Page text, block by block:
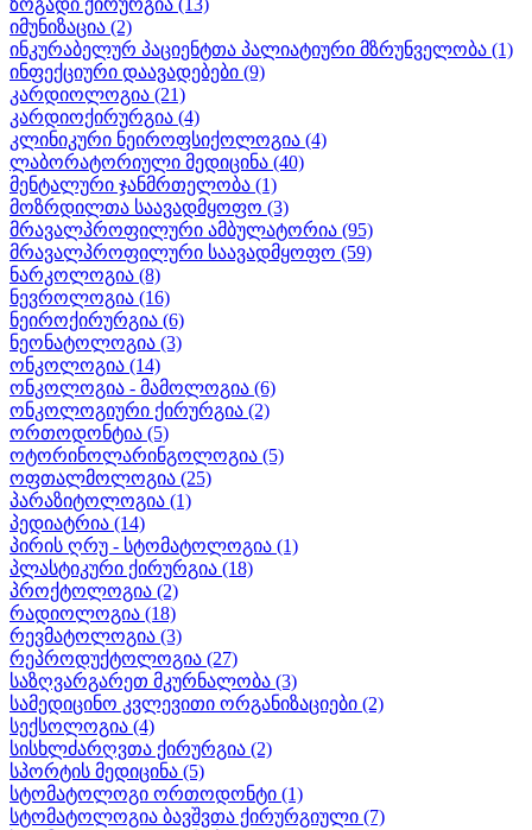
იმუნიზაცია (2)
ინკურაბელურ პაციენტთა პალიატიური მზრუნველობა (1)
ინფექციური დაავადებები (9)
კარდიოლოგია (21)
კარდიოქირურგია (4)
კლინიკური ნეიროფსიქოლოგია (4)
ლაბორატორიული მედიცინა (40)
მენტალური ჯანმრთელობა (1)
მოზრდილთა საავადმყოფო (3)
მრავალპროფილური ამბულატორია (95)
მრავალპროფილური საავადმყოფო (59)
ნარკოლოგია (8)
ნევროლოგია (16)
ნეიროქირურგია (6)
ნეონატოლოგია (3)
ონკოლოგია (14)
ონკოლოგია - მამოლოგია (6)
ონკოლოგიური ქირურგია (2)
ორთოდონტია (5)
ოტორინოლარინგოლოგია (5)
ოფთალმოლოგია (25)
პარაზიტოლოგია (1)
პედიატრია (14)
პირის ღრუ - სტომატოლოგია (1)
პლასტიკური ქირურგია (18)
პროქტოლოგია (2)
რადიოლოგია (18)
რევმატოლოგია (3)
რეპროდუქტოლოგია (27)
საზღვარგარეთ მკურნალობა (3)
სამედიცინო კვლევითი ორგანიზაციები (2)
სექსოლოგია (4)
სისხლძარღვთა ქირურგია (2)
სპორტის მედიცინა (5)
სტომატოლოგი ორთოდონტი (1)
სტომატოლოგია ბავშვთა ქირურგიული (7)